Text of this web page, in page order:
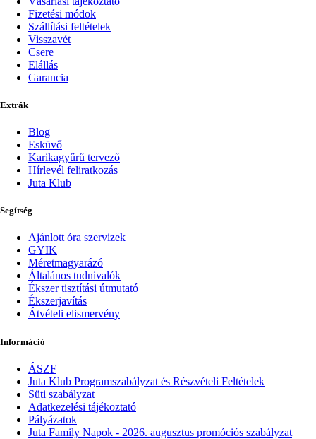
Fizetési módok
Szállítási feltételek
Visszavét
Csere
Elállás
Garancia
Extrák
Blog
Esküvő
Karikagyűrű tervező
Hírlevél feliratkozás
Juta Klub
Segítség
Ajánlott óra szervizek
GYIK
Méretmagyarázó
Általános tudnivalók
Ékszer tisztítási útmutató
Ékszerjavítás
Átvételi elismervény
Információ
ÁSZF
Juta Klub Programszabályzat és Részvételi Feltételek
Süti szabályzat
Adatkezelési tájékoztató
Pályázatok
Juta Family Napok - 2026. augusztus promóciós szabályzat